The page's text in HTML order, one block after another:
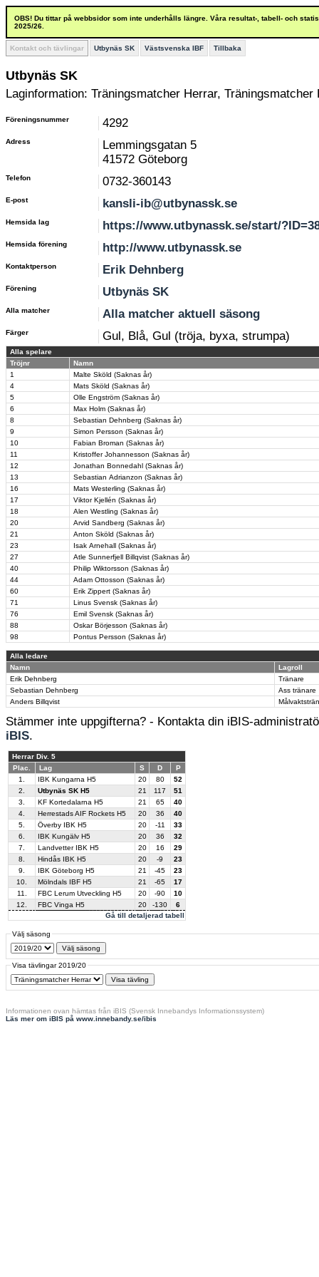
OBS! Du tittar på webbsidor som inte underhålls längre. Våra resultat-, tabell- och
2025/26.
Kontakt och tävlingar Utbynäs SK Västsvenska IBF Tillbaka
Utbynäs SK
Laginformation: Träningsmatcher Herrar,
Föreningsnummer 4292
Adress
Lemmingsgatan 5
41572 Göteborg
Telefon 0732-360143
E-post kansli-ib@utbynassk.se
Hemsida lag https://www.utbynassk.se/start/
Hemsida förening http://www.utbynassk.se
Kontaktperson Erik Dehnberg
Förening Utbynäs SK
Alla matcher Alla matcher aktuell säsong
Färger Gul, Blå, Gul (tröja, byxa, strumpa)
Alla spelare
Tröjnr
Namn
1
Malte Sköld (Saknas år)
4
Mats Sköld (Saknas år)
5
Olle Engström (Saknas år)
6
Max Holm (Saknas år)
8
Sebastian Dehnberg (Saknas år)
9
Simon Persson (Saknas år)
10
Fabian Broman (Saknas år)
11
Kristoffer Johannesson (Saknas år)
12
Jonathan Bonnedahl (Saknas år)
13
Sebastian Adrianzon (Saknas år)
16
Mats Westerling (Saknas år)
17
Viktor Kjellén (Saknas år)
18
Alen Westling (Saknas år)
20
Arvid Sandberg (Saknas år)
21
Anton Sköld (Saknas år)
23
Isak Arnehall (Saknas år)
27
Atle Sunnerfjell Billqvist (Saknas år)
40
Philip Wiktorsson (Saknas år)
44
Adam Ottosson (Saknas år)
60
Erik Zippert (Saknas år)
71
Linus Svensk (Saknas år)
76
Emil Svensk (Saknas år)
88
Oskar Börjesson (Saknas år)
98
Pontus Persson (Saknas år)
Alla ledare
Namn
Lagroll
Erik Dehnberg
Tränare
Sebastian Dehnberg
Ass tränare
Anders Billqvist
Stämmer inte uppgifterna? - Kontakta din iBIS-
iBIS.
Herrar Div. 5
Plac.
Lag S D P
Gå till detaljerad tabell
1. IBK Kungarna H5 20 80
52
2.
Utbynäs SK H5 21 117
51
3.
KF Kortedalarna H5 21 65
40
4.
Herrestads AIF Rockets H5 20 36
40
5.
Överby IBK H5 20 -11
33
6.
IBK Kungälv H5 20 36
32
7.
Landvetter IBK H5 20 16
29
8.
Hindås IBK H5 20 -9
23
9.
IBK Göteborg H5 21 -45
23
10.
Mölndals IBF H5 21 -65
17
11.
FBC Lerum Utveckling H5 20 -90
10
12.
FBC Vinga H5 20 -130 6
Välj säsong
Visa tävlingar 2019/20
Informationen ovan hämtas från iBIS (Svensk Innebandys Informationssystem)
Läs mer om iBIS på www.innebandy.se/ibis